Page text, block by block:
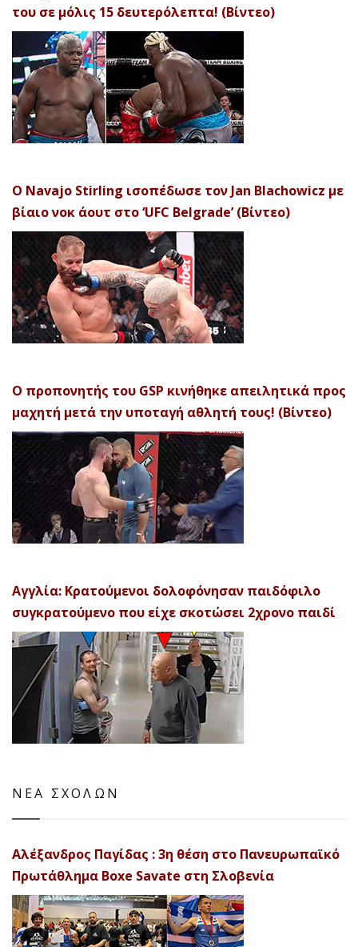
του σε μόλις 15 δευτερόλεπτα! (Βίντεο)
Ο Navajo Stirling ισοπέδωσε τον Jan Blachowicz με
βίαιο νοκ άουτ στο ‘UFC Belgrade’ (Βίντεο)
Ο προπονητής του GSP κινήθηκε απειλητικά προς
μαχητή μετά την υποταγή αθλητή τους! (Βίντεο)
Αγγλία: Κρατούμενοι δολοφόνησαν παιδόφιλο
συγκρατούμενο που είχε σκοτώσει 2χρονο παιδί
ΝΕΑ ΣΧΟΛΩΝ
Αλέξανδρος Παγίδας : 3η θέση στο Πανευρωπαϊκό
Πρωτάθλημα Boxe Savate στη Σλοβενία